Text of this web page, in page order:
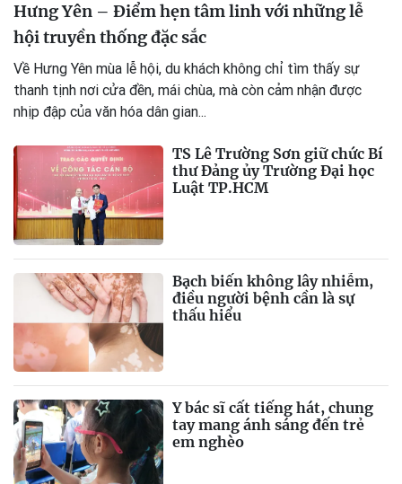
Hưng Yên – Điểm hẹn tâm linh với những lễ
hội truyền thống đặc sắc
Về Hưng Yên mùa lễ hội, du khách không chỉ tìm thấy sự
thanh tịnh nơi cửa đền, mái chùa, mà còn cảm nhận được
nhịp đập của văn hóa dân gian...
TS Lê Trường Sơn giữ chức Bí
thư Đảng ủy Trường Đại học
Luật TP.HCM
Bạch biến không lây nhiễm,
điều người bệnh cần là sự
thấu hiểu
Y bác sĩ cất tiếng hát, chung
tay mang ánh sáng đến trẻ
em nghèo